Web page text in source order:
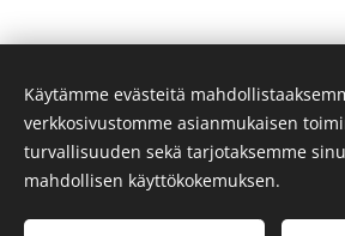
PP Hunt Oy Tuusula
3239651-3
Käytämme evästeitä
verkkosivustomme asianmukaisen
turvallisuuden sekä tarjotaksemme
mahdollisen käyttökokemuksen.